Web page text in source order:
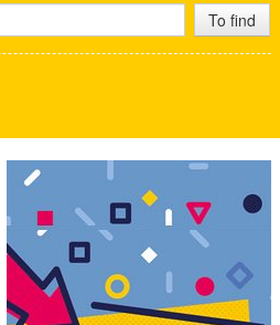
To find